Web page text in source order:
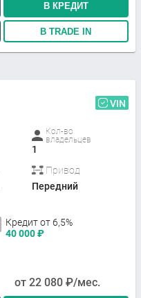
В КРЕДИТ
В TRADE IN
VIN
Кол-во
владельцев
1
Привод
Передний
Кредит от 6,5%
40 000₽
от 22 080 ₽/мес.